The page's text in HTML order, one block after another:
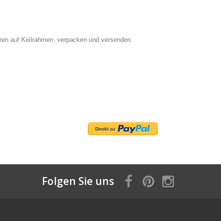
auf Keilrahmen, verpacken und versenden.
Folgen Sie uns